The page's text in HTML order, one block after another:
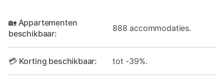
🏡 Appartementen
beschikbaar:
888 accommodaties.
💳 Korting beschikbaar: tot -39%.